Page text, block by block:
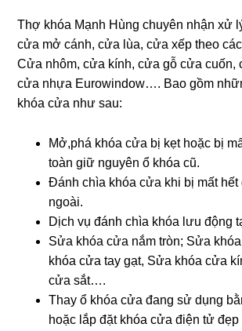
Thợ khóa Mạnh Hùng chuyên nhận xử
cửa mở cánh, cửa lùa, cửa xếp theo
Cửa nhôm, cửa kính, cửa gỗ cửa cuốn,
cửa nhựa Eurowindow…. Bao gồm
khóa cửa như sau:
Mở,phá khóa cửa bị kẹt hoặc bị
toàn giữ nguyên ổ khóa cũ.
Đánh chìa khóa cửa khi bị mất hết
ngoài.
Dịch vụ đánh chìa khóa lưu động
Sửa khóa cửa nắm tròn; Sửa
khóa cửa tay gạt, Sửa khóa cửa
cửa sắt….
Thay ổ khóa cửa đang sử dụng
hoặc lắp đặt khóa cửa điện tử